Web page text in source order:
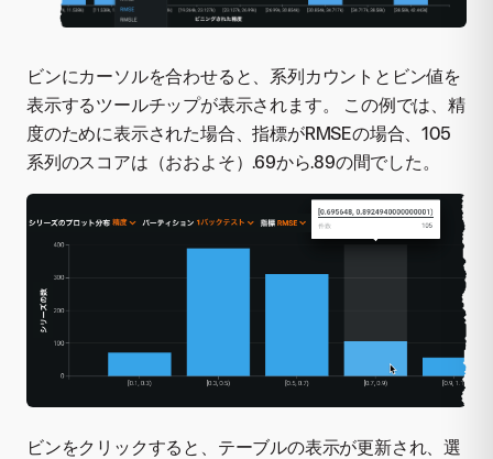
ビンにカーソルを合わせると、系列カウントとビン値を
表示するツールチップが表示されます。 この例では、精
度のために表示された場合、指標がRMSEの場合、105
系列のスコアは（おおよそ）.69から.89の間でした。
ビンをクリックすると、テーブルの表示が更新され、選